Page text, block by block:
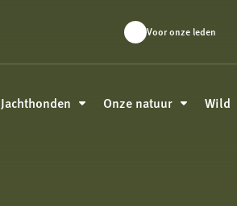
Voor onze leden
Jachthonden Onze natuur Wild